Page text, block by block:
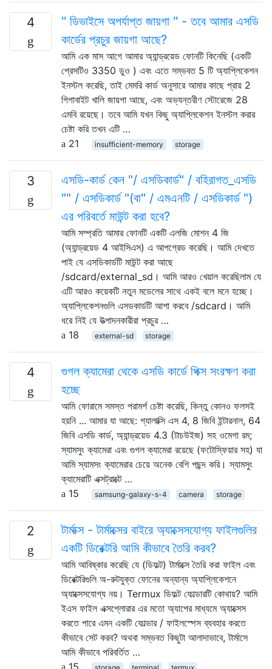
4
'' ডিভাইসে অপর্যাপ্ত জায়গা '' - তবে আমার এসডি
কার্ডের প্রচুর জায়গা আছে?
আমি এক মাস আগে আমার অ্যান্ড্রয়েড ফোনটি কিনেছি (একটি
প্রেসটিও 3350 ডুও ) এবং এতে সম্ভবত 5 টি অ্যাপ্লিকেশন
ইনস্টল করেছি, তাই মেমরি কার্ড অনুসারে আমার কাছে প্রায় 2
গিগাবাইট খালি জায়গা আছে, এবং অভ্যন্তরীণ স্টোরেজে 28
এমবি রয়েছে। তবে আমি যখন কিছু অ্যাপ্লিকেশন ইনস্টল করার
চেষ্টা করি তখন এটি …
21
insufficient-memory storage
3
এসডি-কার্ড কেন "/ এসডিকার্ড" / বহিরাগত_এসডি
"" / এসডিকার্ড "(বা" / এমএনটি / এসডিকার্ড ")
এর পরিবর্তে মাউন্ট করা হবে?
আমি সম্প্রতি আমার ফোনটি একটি এলজি মোশন 4 জি
(অ্যান্ড্রয়েড 4 আইসিএস) এ আপগ্রেড করেছি। আমি দেখতে
পাই যে এসডিকার্ডটি মাউন্ট করা আছে
/sdcard/external_sd। আমি আরও খেয়াল করেছিলাম যে
এটি আরও কয়েকটি নতুন মডেলের সাথে একই বলে মনে হচ্ছে।
অ্যাপ্লিকেশনগুলি এসডকার্ডটি আশা করবে /sdcard। আমি
ধরে নিই যে উত্পাদনকারীরা প্রচুর …
18
external-sd storage
4
গুগল ক্যামেরা থেকে এসডি কার্ডে পিক্স সংরক্ষণ করা
হচ্ছে
আমি ফোরামে সমস্ত পরামর্শ চেষ্টা করেছি, কিন্তু কোনও ফলসই
হয়নি ... আমার যা আছে: গ্যালাক্সি এস 4, 8 জিবি ইন্টারনাল, 64
জিবি এসডি কার্ড, অ্যান্ড্রয়েড 4.3 (টাচউইজ) সহ ওমেগা রম;
স্যামসুং ক্যামেরা এবং গুগল ক্যামেরা রয়েছে (ফটোস্ফিয়ার সহ) যা
আমি স্যামসং ক্যামেরার চেয়ে অনেক বেশি পছন্দ করি। স্যামসুং
ক্যামেরাটি এক্সট্রাক্টে …
15
samsung-galaxy-s-4 camera storage
2
টার্মাক্স - টার্মাক্সের বাইরে অ্যাক্সেসযোগ্য ফাইলগুলির
একটি ডিরেক্টরি আমি কীভাবে তৈরি করব?
আমি আবিষ্কার করেছি যে (ডিফল্ট) টার্মাক্সে তৈরি করা ফাইল এবং
ডিরেক্টরিগুলি অ-রুটযুক্ত ফোনের অন্যান্য অ্যাপ্লিকেশনে
অ্যাক্সেসযোগ্য নয়। Termux ডিফল্ট ফোল্ডারটি কোথায়? আমি
ইএস ফাইল এক্সপ্লোরার এর মতো অ্যাপের মাধ্যমে অ্যাক্সেস
করতে পারে এমন একটি ফোল্ডার / ফাইলস্পেস ব্যবহার করতে
কীভাবে সেট করব? অথবা সম্ভবত কিছুটা আলাদাভাবে, টার্মাসে
আমি কীভাবে পরিবর্তিত …
15